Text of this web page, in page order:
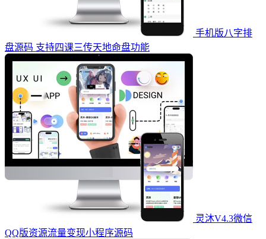
手机版八字排
盘源码 支持四课三传天地命盘功能
灵沐V4.3微信
QQ版资源流量变现小程序源码